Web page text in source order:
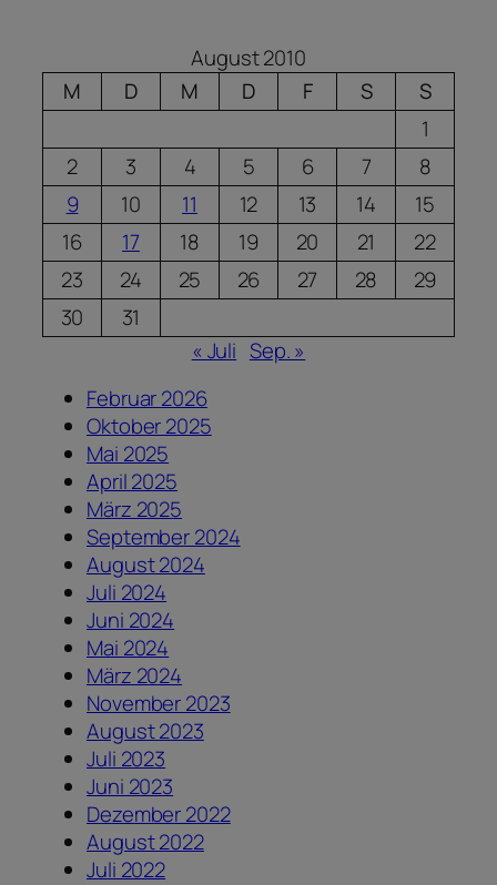
August 2010
M
D M D F S
S
1
2
3 4 5 6 7
8
9
10 11 12 13 14
15
16
17 18 19 20 21
22
23
24 25 26 27 28
29
30
31
« Juli Sep. »
Februar 2026
Oktober 2025
Mai 2025
April 2025
März 2025
September 2024
August 2024
Juli 2024
Juni 2024
Mai 2024
März 2024
November 2023
August 2023
Juli 2023
Juni 2023
Dezember 2022
August 2022
Juli 2022